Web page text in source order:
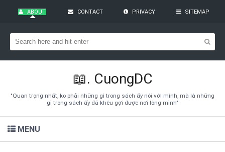
ABOUT CONTACT PRIVACY SITEMAP
📖. CuongDC
"Quan trọng nhất, ko phải những gì trong sách ấy nói với mình, mà là những
gì trong sách ấy đã khêu gợi được nơi lòng mình"
MENU
Bạn đang cần tìm kiếm gì?
Theo dõi blog qua Email
Hãy đăng kí theo dõi blog để cập nhật những thủ thuật blogger,